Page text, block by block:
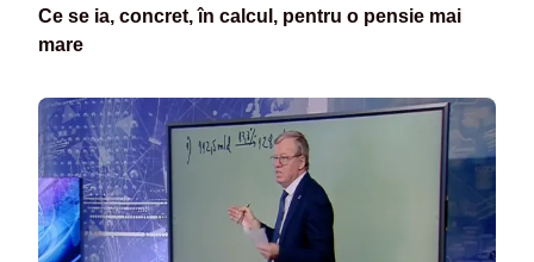
Ce se ia, concret, în calcul, pentru o pensie mai
mare